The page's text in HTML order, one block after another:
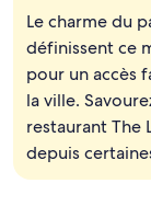
Le charme du
définissent ce
pour un accès
la ville.
restaurant The
depuis